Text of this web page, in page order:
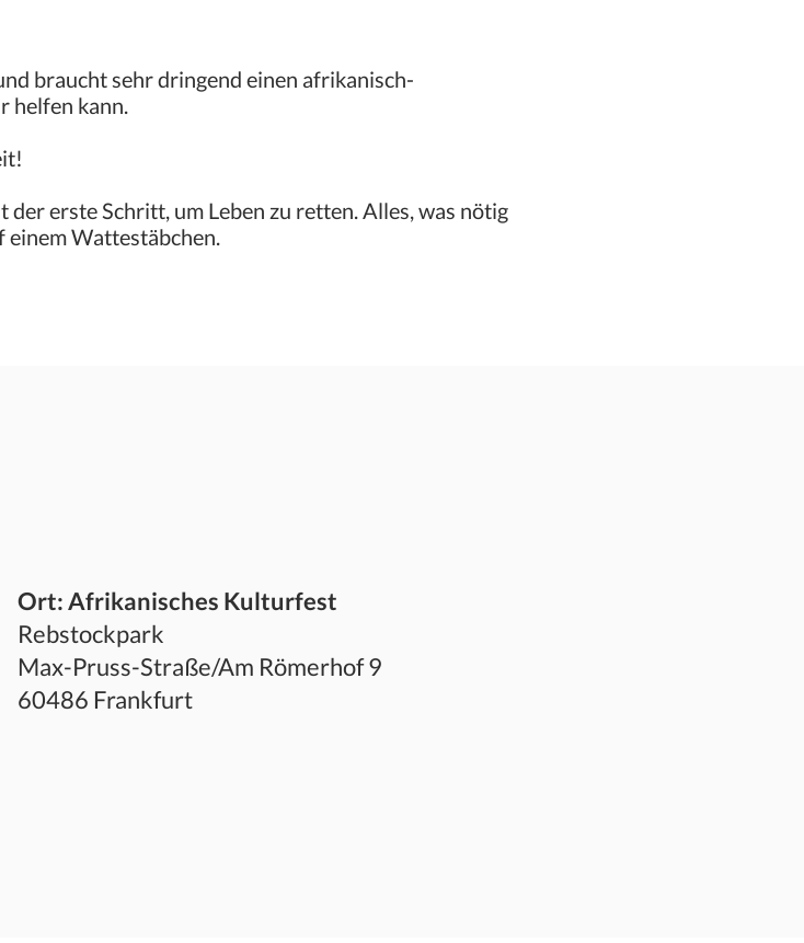
braucht sehr dringend einen afrikanisch-
helfen kann.
erste Schritt, um Leben zu retten. Alles, was nötig
einem Wattestäbchen.
Ort: Afrikanisches Kulturfest
Rebstockpark
Max-Pruss-Straße/Am Römerhof 9
60486 Frankfurt